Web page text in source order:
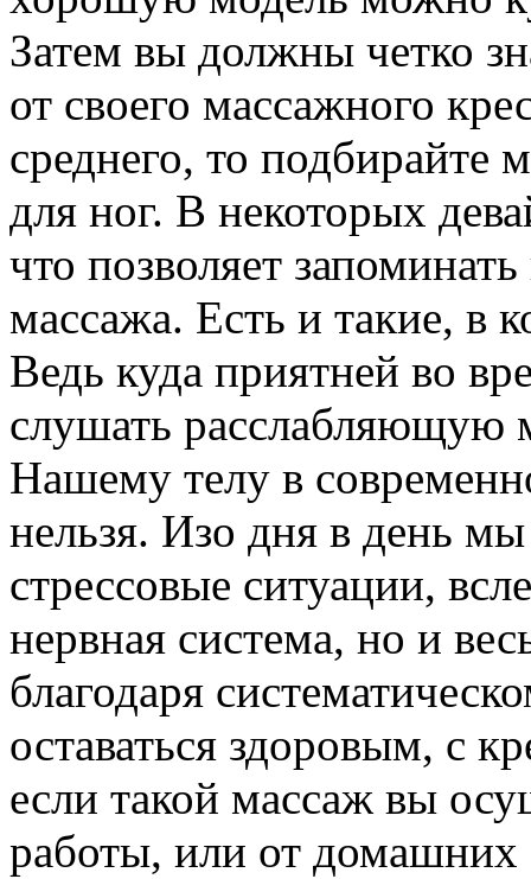
Затем вы должны четко
от своего массажного
среднего, то
для ног. В некоторых
что позволяет
массажа. Есть и такие, в
Ведь куда приятней во
слушать расслабляющую
Нашему телу в
нельзя. Изо дня в день
стрессовые ситуации,
нервная система, но и
благодаря
оставаться здоровым, с
если такой массаж вы
работы, или от домашних